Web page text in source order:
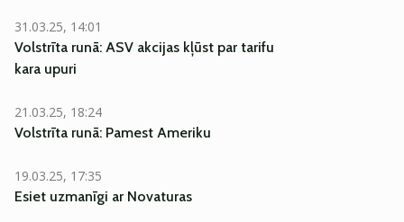
31.03.25, 14:01
Volstrīta runā: ASV akcijas kļūst par tarifu
kara upuri
21.03.25, 18:24
Volstrīta runā: Pamest Ameriku
19.03.25, 17:35
Esiet uzmanīgi ar Novaturas